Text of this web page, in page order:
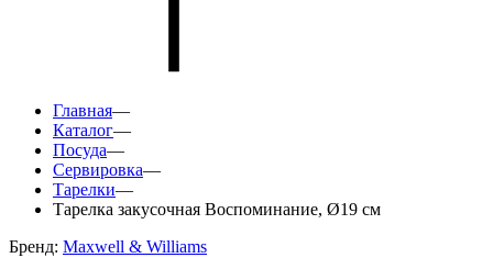
Главная—
Каталог—
Посуда—
Сервировка—
Тарелки—
Тарелка закусочная Воспоминание, Ø19 см
Бренд: Maxwell & Williams